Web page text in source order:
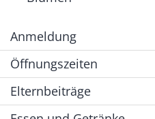
Anmeldung
Öffnungszeiten
Elternbeiträge